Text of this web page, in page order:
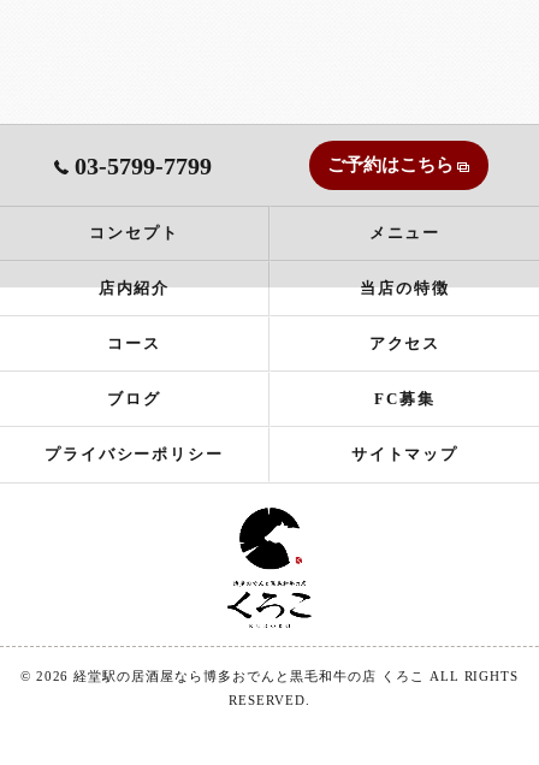
03-5799-7799 ご予約はこちら
コンセプト メニュー
店内紹介 当店の特徴
コース アクセス
ブログ FC募集
プライバシーポリシー サイトマップ
© 2026 経堂駅の居酒屋なら博多おでんと黒毛和牛の店 くろこ ALL RIGHTS
RESERVED.